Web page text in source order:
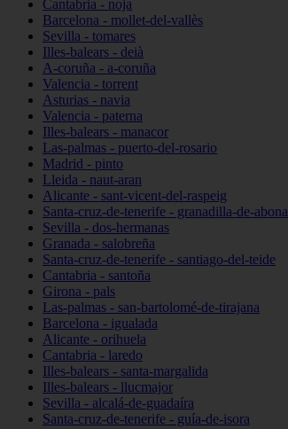
Cantabria - noja
Barcelona - mollet-del-vallès
Sevilla - tomares
Illes-balears - deià
A-coruña - a-coruña
Valencia - torrent
Asturias - navia
Valencia - paterna
Illes-balears - manacor
Las-palmas - puerto-del-rosario
Madrid - pinto
Lleida - naut-aran
Alicante - sant-vicent-del-raspeig
Santa-cruz-de-tenerife - granadilla-de-abona
Sevilla - dos-hermanas
Granada - salobreña
Santa-cruz-de-tenerife - santiago-del-teide
Cantabria - santoña
Girona - pals
Las-palmas - san-bartolomé-de-tirajana
Barcelona - igualada
Alicante - orihuela
Cantabria - laredo
Illes-balears - santa-margalida
Illes-balears - llucmajor
Sevilla - alcalá-de-guadaíra
Santa-cruz-de-tenerife - guía-de-isora